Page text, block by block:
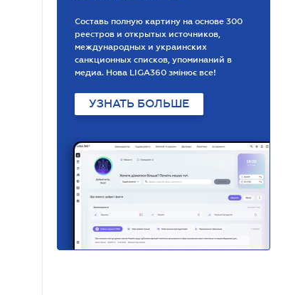
Составь полную картину на основе 300
реестров и открытых источников,
международных и украинских
санкционных списков, упоминаний в
медиа. Нова LIGA360 змінює все!
УЗНАТЬ БОЛЬШЕ